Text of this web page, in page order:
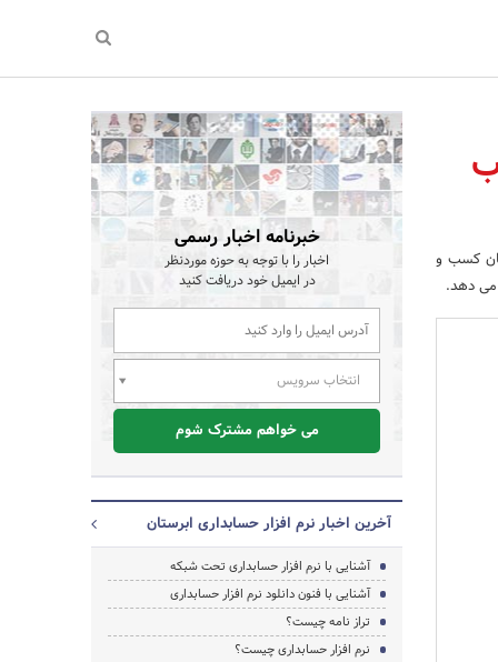
کسب و
می دهد.
خبرنامه اخبار رسمی
اخبار را با توجه به حوزه موردنظر
در ایمیل خود دریافت کنید
انتخاب سرویس
می خواهم مشترک شوم
آخرین اخبار نرم افزار حسابداری ابرستان
آشنایی با نرم افزار حسابداری تحت شبکه
آشنایی با فنون دانلود نرم افزار حسابداری
تراز نامه چیست؟
نرم افزار حسابداری چیست؟